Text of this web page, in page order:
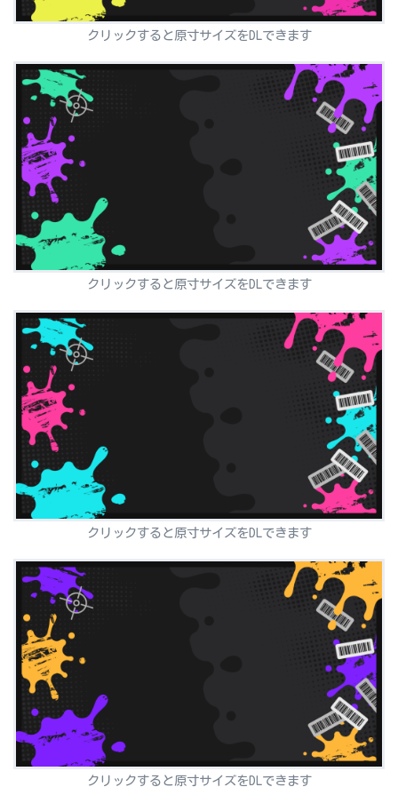
クリックすると原寸サイズをDLできます
クリックすると原寸サイズをDLできます
クリックすると原寸サイズをDLできます
クリックすると原寸サイズをDLできます